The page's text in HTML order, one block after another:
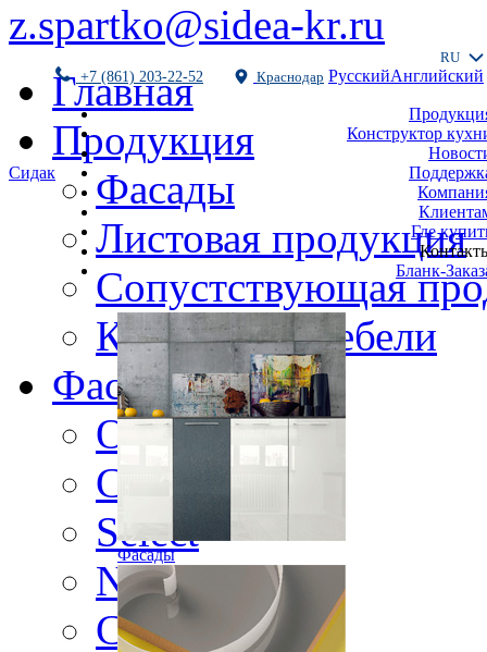
z.spartko@sidea-kr.ru
Сидак
+7 (861) 203-22-52 Краснодар
RU
РусскийАнглийский
Конструктор
Где
Бланк-
Фасады
Главная
Продукция
Фасады
Листовая продукция
Сопустствующая
Комплекты мебели
Фасады
Original
Contour
Select
Nature
Color